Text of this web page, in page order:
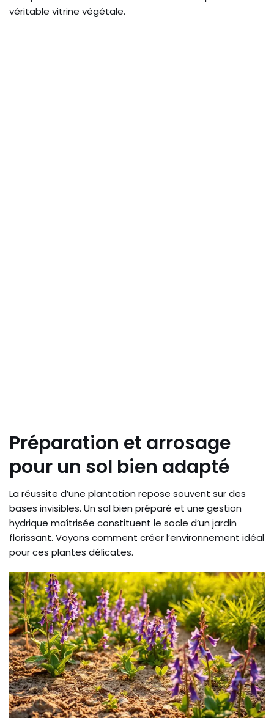
véritable vitrine végétale.
Préparation et arrosage
pour un sol bien adapté
La réussite d’une plantation repose souvent sur des
bases invisibles. Un sol bien préparé et une gestion
hydrique maîtrisée constituent le socle d’un jardin
florissant. Voyons comment créer l’environnement idéal
pour ces plantes délicates.